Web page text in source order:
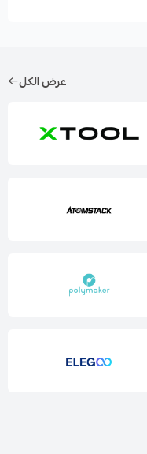
عرض الكل